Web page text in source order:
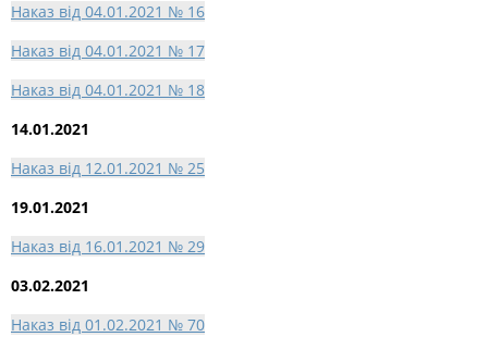
Наказ від 04.01.2021 № 16
Наказ від 04.01.2021 № 17
Наказ від 04.01.2021 № 18
14.01.2021
Наказ від 12.01.2021 № 25
19.01.2021
Наказ від 16.01.2021 № 29
03.02.2021
Наказ від 01.02.2021 № 70